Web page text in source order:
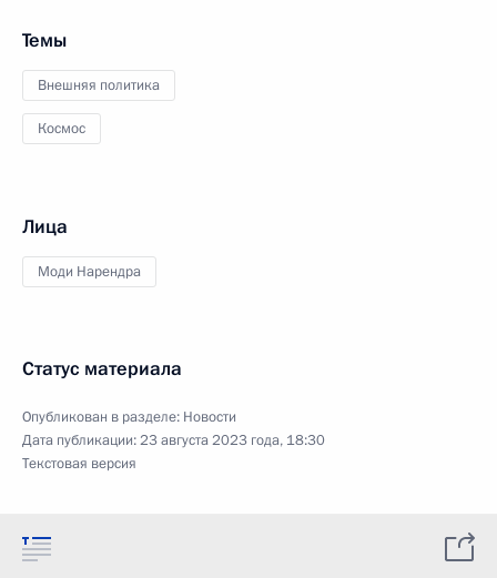
Темы
Внешняя политика
Космос
Лица
Моди Нарендра
Статус материала
Опубликован в разделе: Новости
Дата публикации:23 августа 2023 года, 18:30
Текстовая версия